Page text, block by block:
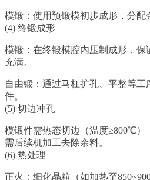
模锻：使用预锻模初步成形，分配
(4) 终锻成形
模锻：在终锻模腔内压制成形，保
充满。
自由锻：通过马杠扩孔、平整等
件。
(5) 切边冲孔
模锻件需热态切边（温度≥800℃）
需后续机加工去除余料。
(6) 热处理
正火：细化晶粒（如加热至